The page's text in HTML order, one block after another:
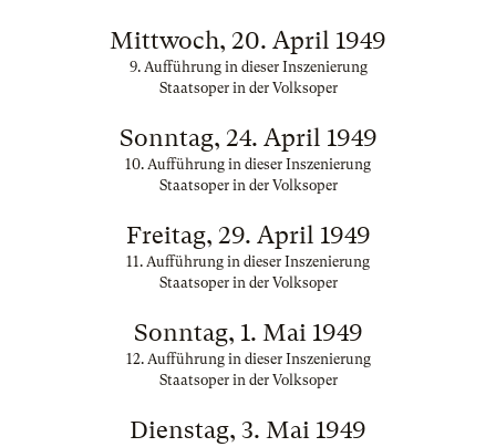
Mittwoch, 20. April 1949
9. Aufführung in dieser Inszenierung
Staatsoper in der Volksoper
Sonntag, 24. April 1949
10. Aufführung in dieser Inszenierung
Staatsoper in der Volksoper
Freitag, 29. April 1949
11. Aufführung in dieser Inszenierung
Staatsoper in der Volksoper
Sonntag, 1. Mai 1949
12. Aufführung in dieser Inszenierung
Staatsoper in der Volksoper
Dienstag, 3. Mai 1949